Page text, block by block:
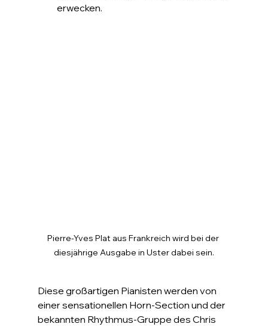
erwecken.
Pierre-Yves Plat aus Frankreich wird bei der
diesjährige Ausgabe in Uster dabei sein.
Diese großartigen Pianisten werden von
einer sensationellen Horn-Section und der
bekannten Rhythmus-Gruppe des Chris